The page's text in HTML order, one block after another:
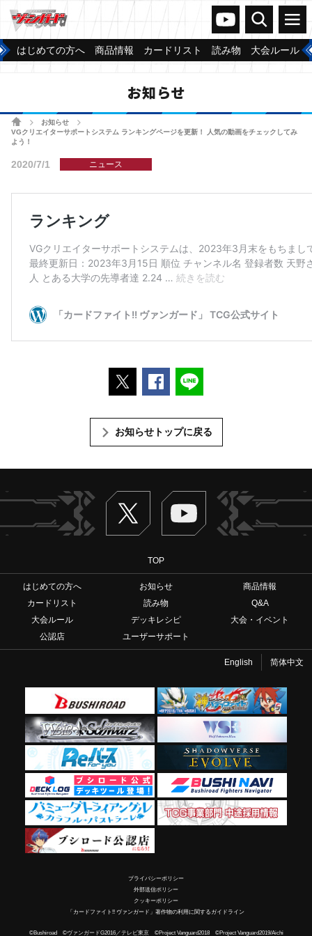
ヴァンガードch
検索 メニュー
はじめての方へ 商品情報 カードリスト 読み物 大会ルール
お知らせ
ホームお知らせ
VGクリエイターサポートシステム ランキングページを更新！ 人気の動画をチェックしてみ
よう！
2020/7/1 ニュース
ポストするFacebookでシェアする
お知らせトップに戻る
Twitter ヴァンガードch
TOP
はじめての方へ お知らせ
商品情報
カードリスト
読み物
Q&A
大会ルール
デッキレシピ
大会・イベント
公認店
ユーザーサポート
English 简体中文
プライバシーポリシー
外部送信ポリシー
クッキーポリシー
「カードファイト!! ヴァンガード」著作物の利用に関するガイドライン
©Bushiroad ©ヴァンガードG2016／テレビ東京 ©Project Vanguard2018 ©Project Vanguard2019/Aichi